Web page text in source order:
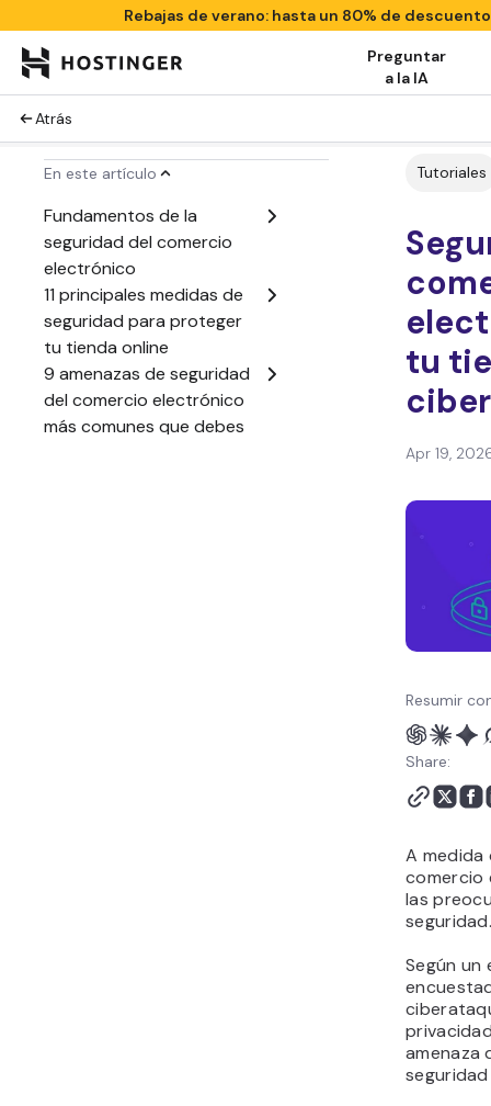
Rebajas de verano: hasta un 80% de
Preguntar
a la IA
Atrás
En este artículo
Fundamentos de la
seguridad del comercio
electrónico
11 principales medidas de
seguridad para proteger
tu tienda online
9 amenazas de seguridad
del comercio electrónico
más comunes que debes
Tutoriales
tu
Apr 19,
Resumir
Share:
A medida
comercio
las
Según un
amenaza